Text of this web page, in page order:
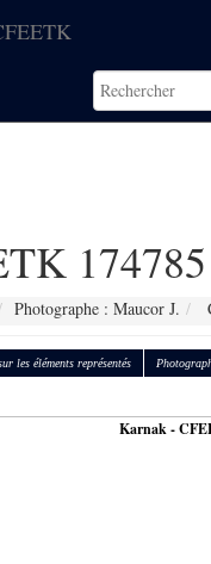
174785
Photographe : Maucor J.
les éléments représentés